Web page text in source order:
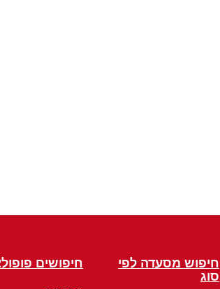
חיפוש מסעדה לפי
סוג
חיפושים